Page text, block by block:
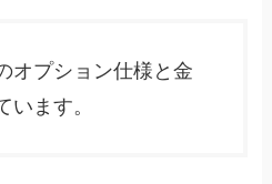
オプション仕様と金
います。